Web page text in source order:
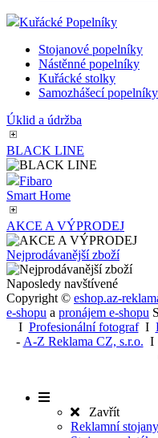
Stojany na odpadkové
Samozhášecí
Bezdotykové
Příslušenství ke košům
Nástěnné popelníky
Kuřácké stolky
Samozhášecí popelníky
Úklid a údržba
BLACK LINE
Fibaro
Smart Home
AKCE A VÝPRODEJ
Nejprodávanější zboží
e-shopua
Profesionální fotograf
A-Z Reklama CZ, s.r.o.I